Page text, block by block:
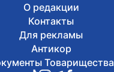
О редакции
Контакты
Для рекламы
Антикор
Товарищества